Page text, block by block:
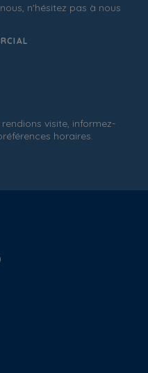
n'hésitez pas à nous
visite, informez-
horaires.